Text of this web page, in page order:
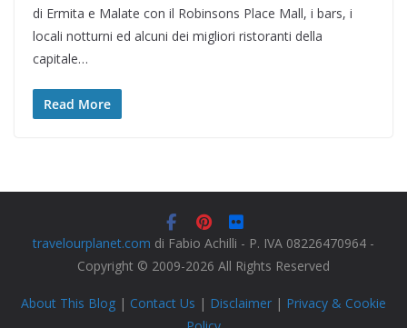
di Ermita e Malate con il Robinsons Place Mall, i bars, i
locali notturni ed alcuni dei migliori ristoranti della
capitale…
Read More
travelourplanet.com di Fabio Achilli - P. IVA 08226470964 -
Copyright © 2009-2026 All Rights Reserved
About This Blog | Contact Us | Disclaimer | Privacy & Cookie